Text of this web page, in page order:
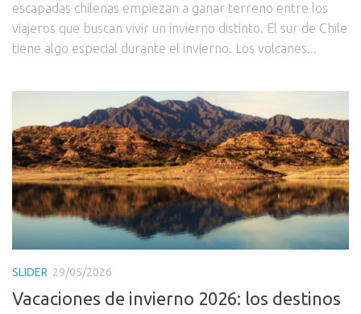
escapadas chilenas empiezan a ganar terreno entre los
viajeros que buscan vivir un invierno distinto. El sur de Chile
tiene algo especial durante el invierno. Los volcanes...
SLIDER 29/05/2026
Vacaciones de invierno 2026: los destinos